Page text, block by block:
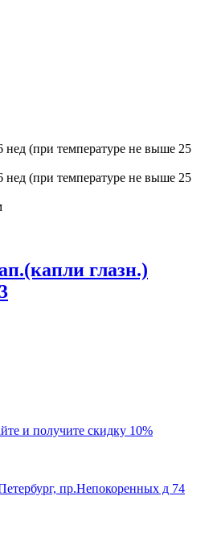
нед (при температуре не выше 25
нед (при температуре не выше 25
глазн.)
и получите скидку 10%
пр.Непокоренных д 74